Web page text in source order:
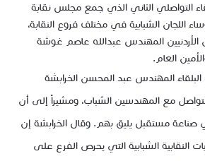
التواصلي الثاني الذي جمع مجلس نقابة
اللجان الشبابية في مختلف فروع النقابة،
المهندس عبدالله عاصم غوشة
العام.
المهندس عبد المحسن الخرابشة
مع المهندسين الشباب، ومشيراً إلى أن
صناعة مستقبل يليق بهم. وقال الخرابشة إن
النقابية الشبابية التي يحرص الفرع على